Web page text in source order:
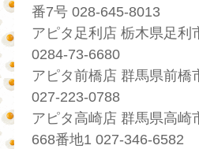
番7号 028-645-8013
アピタ足利店 栃木県足利
0284-73-6680
アピタ前橋店 群馬県前橋
027-223-0788
アピタ高崎店 群馬県高崎
668番地1 027-346-6582